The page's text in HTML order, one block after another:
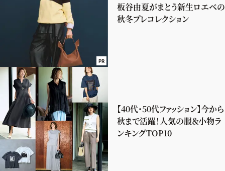
PR
板谷由夏がまとう新生ロエベの
秋冬プレコレクション
【40代・50代ファッション】今から
秋まで活躍！人気の服＆小物ラ
ンキングTOP10